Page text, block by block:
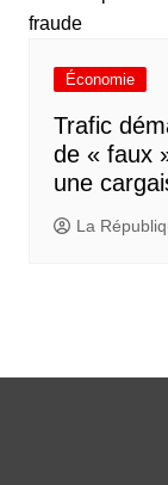
Économie
Trafic
de « faux
une
La